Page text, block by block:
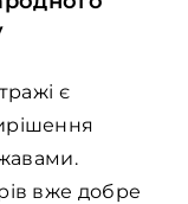
є
вже добре